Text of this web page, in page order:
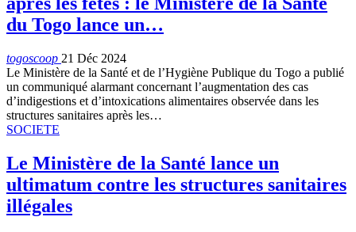
du Togo lance un…
togoscoop 21 Déc 2024
Le Ministère de la Santé et de l’Hygiène Publique du Togo a publié
un communiqué alarmant concernant l’augmentation des cas
d’indigestions et d’intoxications alimentaires observée dans les
structures sanitaires après les…
SOCIETE
Le Ministère de la Santé lance un
ultimatum contre les structures sanitaires
illégales